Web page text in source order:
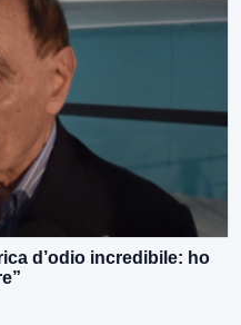
d’odio incredibile: ho